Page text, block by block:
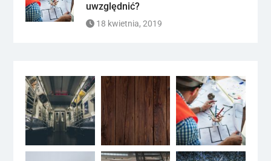
uwzględnić?
18 kwietnia, 2019